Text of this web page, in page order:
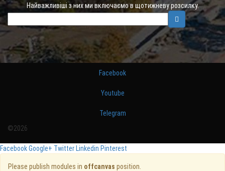
Найважливіші з них ми включаємо в щотижневу розсилку.
Facebook
Youtube
Telegram
©2026
FacebookGoogle+ TwitterLinkedin Pinterest
Please publish modules in offcanvas position.